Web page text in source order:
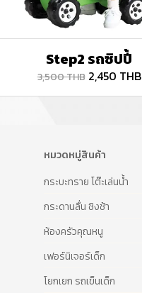
Step2 รถซิปปี้
3,500 THB 2,450 THB
หมวดหมู่สินค้า
กระบะทราย โต๊ะเล่นน้ำ
กระดานลื่น ชิงช้า
ห้องครัวคุณหนู
เฟอร์นิเจอร์เด็ก
โยกเยก รถเข็นเด็ก